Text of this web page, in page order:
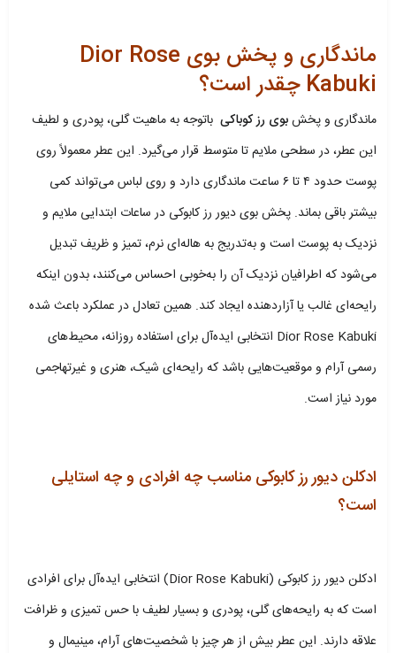
ماندگاری و پخش بوی Dior Rose
Kabuki چقدر است؟
ماندگاری و پخشبوی رز کوباکی باتوجه به ماهیت گلی، پودری و لطیف
این عطر، در سطحی ملایم تا متوسط قرار می‌گیرد. این عطر معمولاً روی
پوست حدود ۴ تا ۶ ساعت ماندگاری دارد و روی لباس می‌تواند کمی
بیشتر باقی بماند. پخش بوی دیور رز کابوکی در ساعات ابتدایی ملایم و
نزدیک به پوست است و به‌تدریج به هاله‌ای نرم، تمیز و ظریف تبدیل
می‌شود که اطرافیان نزدیک آن را به‌خوبی احساس می‌کنند، بدون اینکه
رایحه‌ای غالب یا آزاردهنده ایجاد کند. همین تعادل در عملکرد باعث شده
Dior Rose Kabuki انتخابی ایده‌آل برای استفاده روزانه، محیط‌های
رسمی آرام و موقعیت‌هایی باشد که رایحه‌ای شیک، هنری و غیرتهاجمی
مورد نیاز است.
ادکلن دیور رز کابوکی مناسب چه افرادی و چه استایلی
است؟
ادکلن دیور رز کابوکی (Dior Rose Kabuki) انتخابی ایده‌آل برای افرادی
است که به رایحه‌های گلی، پودری و بسیار لطیف با حس تمیزی و ظرافت
علاقه دارند. این عطر بیش از هر چیز با شخصیت‌های آرام، مینیمال و